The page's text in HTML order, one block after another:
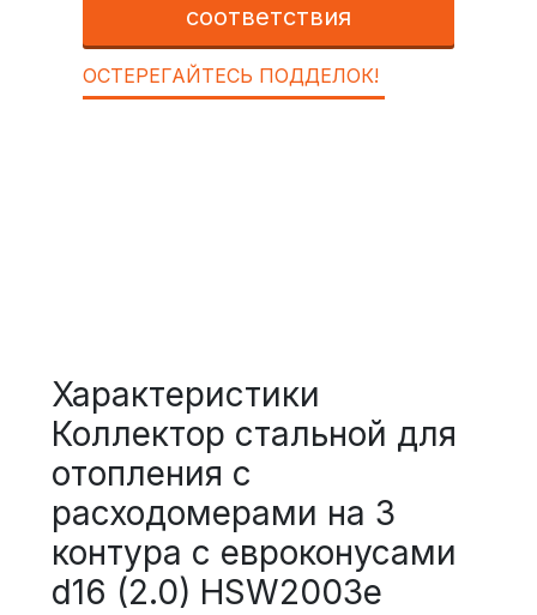
соответствия
ОСТЕРЕГАЙТЕСЬ ПОДДЕЛОК!
Характеристики
Коллектор стальной для
отопления c
расходомерами на 3
контура с еврoконусами
d16 (2.0) HSW2003e